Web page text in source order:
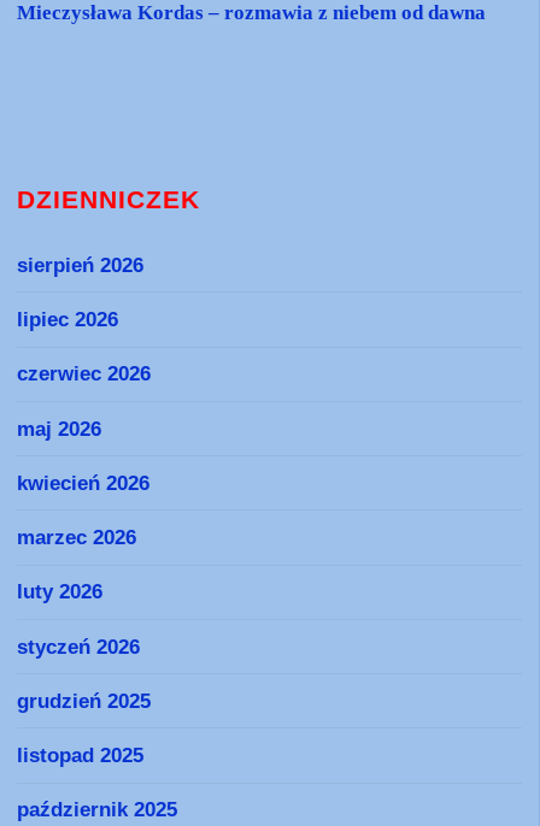
Mieczysława Kordas – rozmawia z niebem od dawna
DZIENNICZEK
sierpień 2026
lipiec 2026
czerwiec 2026
maj 2026
kwiecień 2026
marzec 2026
luty 2026
styczeń 2026
grudzień 2025
listopad 2025
październik 2025